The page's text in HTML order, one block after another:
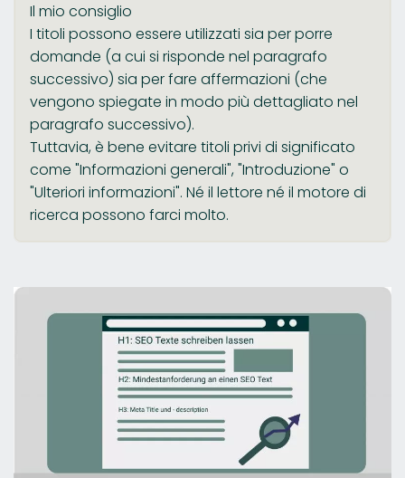
Il mio consiglio
I titoli possono essere utilizzati sia per porre
domande (a cui si risponde nel paragrafo
successivo) sia per fare affermazioni (che
vengono spiegate in modo più dettagliato nel
paragrafo successivo).
Tuttavia, è bene evitare titoli privi di significato
come "Informazioni generali", "Introduzione" o
"Ulteriori informazioni". Né il lettore né il motore di
ricerca possono farci molto.